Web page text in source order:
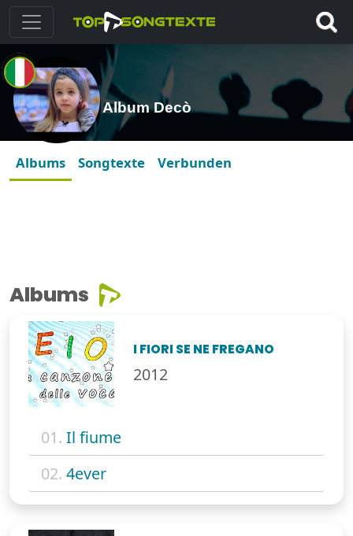
Album Decò
Albums Songtexte Verbunden
Albums
I FIORI SE NE FREGANO
2012
01. Il fiume
02. 4ever